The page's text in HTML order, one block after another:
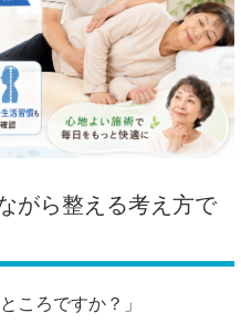
がら整える考え方で
ころですか？」